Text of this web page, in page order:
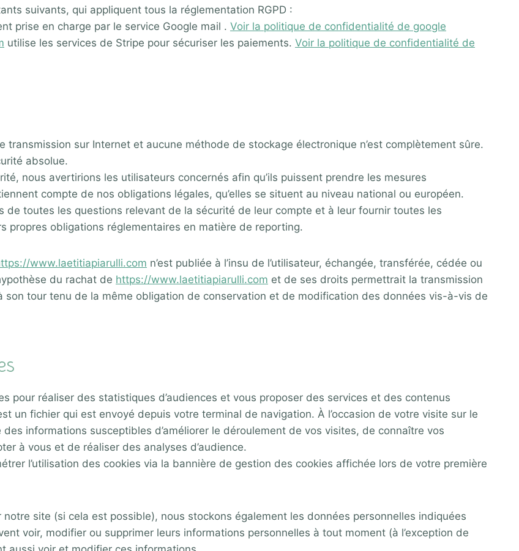
suivants, qui appliquent tous la réglementation RGPD :
prise en charge par le service Google mail . Voir la politique de confidentialité de google
utilise les services de Stripe pour sécuriser les paiements. Voir la politique de confidentialité de
sur Internet et aucune méthode de stockage électronique n’est complètement sûre.
absolue.
nous avertirions les utilisateurs concernés afin qu’ils puissent prendre les mesures
compte de nos obligations légales, qu’elles se situent au niveau national ou européen.
de toutes les questions relevant de la sécurité de leur compte et à leur fournir toutes les
propres obligations réglementaires en matière de reporting.
www.laetitiapiarulli.com n’est publiée à l’insu de l’utilisateur, échangée, transférée, cédée ou
du rachat de https://www.laetitiapiarulli.com et de ses droits permettrait la transmission
son tour tenu de la même obligation de conservation et de modification des données vis-à-vis de
pour réaliser des statistiques d’audiences et vous proposer des services et des contenus
un fichier qui est envoyé depuis votre terminal de navigation. À l’occasion de votre visite sur le
informations susceptibles d’améliorer le déroulement de vos visites, de connaître vos
à vous et de réaliser des analyses d’audience.
l’utilisation des cookies via la bannière de gestion des cookies affichée lors de votre première
site (si cela est possible), nous stockons également les données personnelles indiquées
voir, modifier ou supprimer leurs informations personnelles à tout moment (à l’exception de